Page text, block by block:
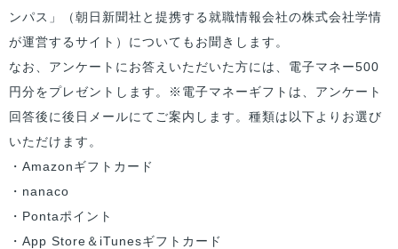
ンパス」（朝日新聞社と提携する就職情報会社の株式会社学情
が運営するサイト）についてもお聞きします。
なお、アンケートにお答えいただいた方には、電子マネー500
円分をプレゼントします。※電子マネーギフトは、アンケート
回答後に後日メールにてご案内します。種類は以下よりお選び
いただけます。
・Amazonギフトカード
・nanaco
・Pontaポイント
・App Store＆iTunesギフトカード